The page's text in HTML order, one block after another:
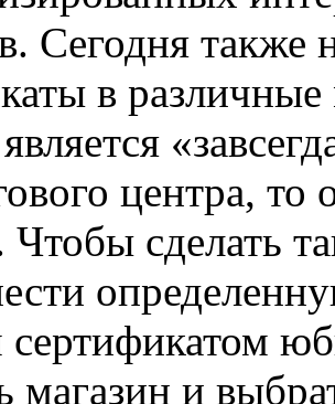
Сегодня также
в
центра, то
Чтобы сделать
магазин и